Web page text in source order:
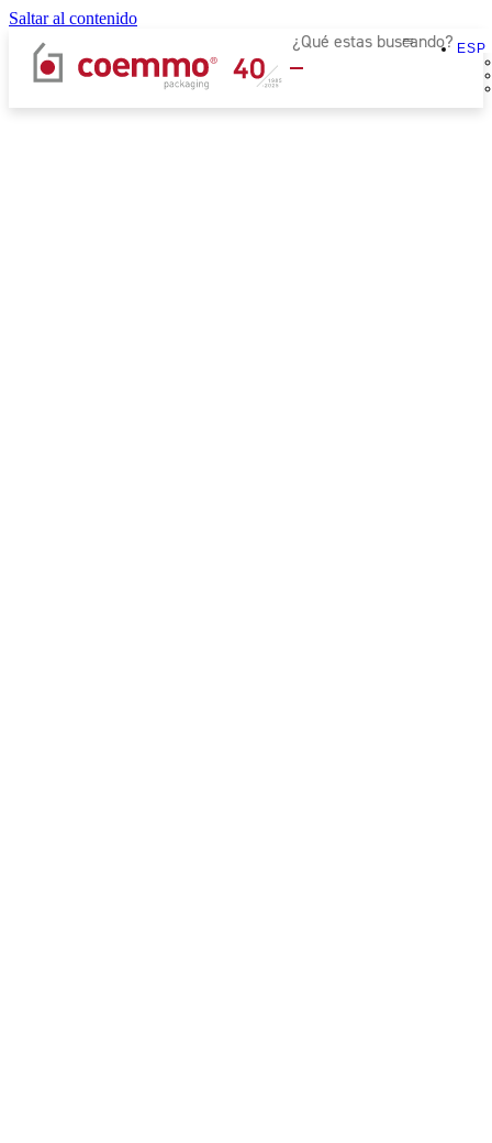
Saltar al contenido
ESP